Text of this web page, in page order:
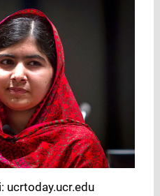
ucrtoday.ucr.edu